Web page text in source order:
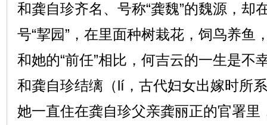
和龚自珍齐名、号称“龚魏”的魏源，却
号“挈园”，在里面种树栽花，饲鸟养鱼
和她的“前任”相比，何吉云的一生是不
和龚自珍结缡（lí，古代妇女出嫁时所
她一直住在龚自珍父亲龚丽正的官署里